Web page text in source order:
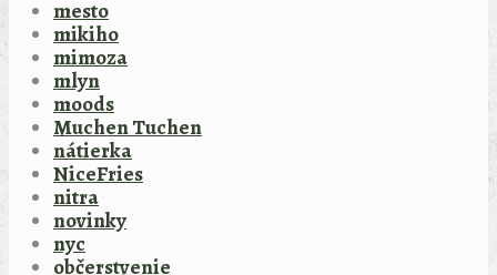
mesto
mikiho
mimoza
mlyn
moods
Muchen Tuchen
nátierka
NiceFries
nitra
novinky
nyc
občerstvenie